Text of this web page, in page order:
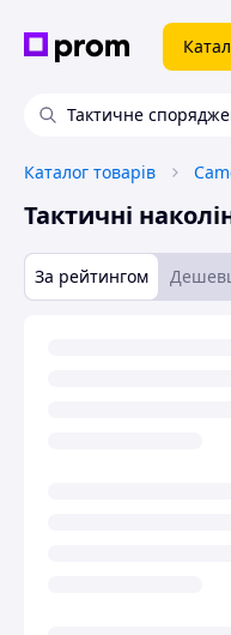
Тактичне
Каталог товарів
Тактичні
За рейтингом